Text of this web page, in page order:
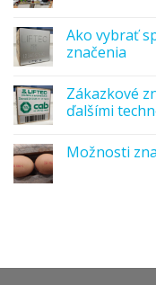
Ako vybrať
značenia
Zákazkové
ďalšími
Možnosti